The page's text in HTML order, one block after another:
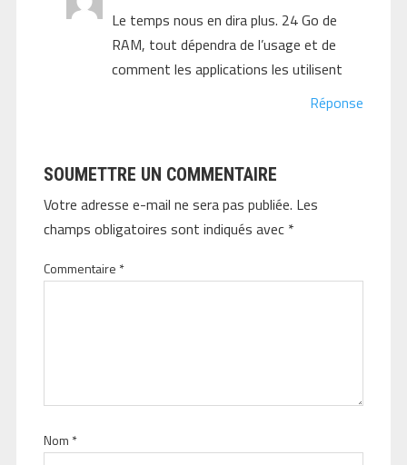
Le temps nous en dira plus. 24 Go de
RAM, tout dépendra de l’usage et de
comment les applications les utilisent
Réponse
SOUMETTRE UN COMMENTAIRE
Votre adresse e-mail ne sera pas publiée. Les
champs obligatoires sont indiqués avec *
Commentaire *
Nom *